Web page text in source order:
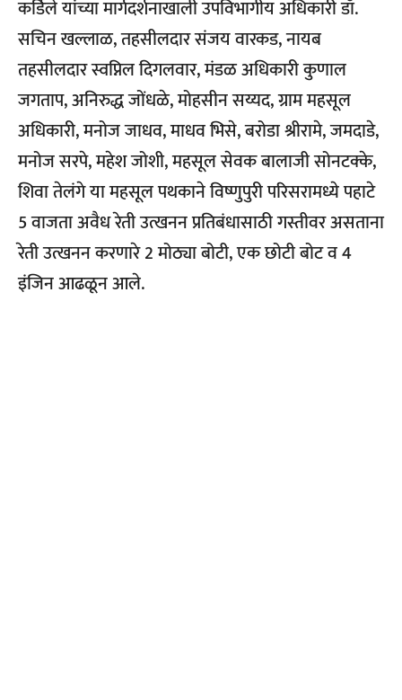
कर्डिले यांच्या मार्गदर्शनाखाली उपविभागीय अधिकारी डॉ.
सचिन खल्लाळ, तहसीलदार संजय वारकड, नायब
तहसीलदार स्वप्निल दिगलवार, मंडळ अधिकारी कुणाल
जगताप, अनिरुद्ध जोंधळे, मोहसीन सय्यद, ग्राम महसूल
अधिकारी, मनोज जाधव, माधव भिसे, बरोडा श्रीरामे, जमदाडे,
मनोज सरपे, महेश जोशी, महसूल सेवक बालाजी सोनटक्के,
शिवा तेलंगे या महसूल पथकाने विष्णुपुरी परिसरामध्ये पहाटे
5 वाजता अवैध रेती उत्खनन प्रतिबंधासाठी गस्तीवर असताना
रेती उत्खनन करणारे 2 मोठ्या बोटी, एक छोटी बोट व 4
इंजिन आढळून आले.